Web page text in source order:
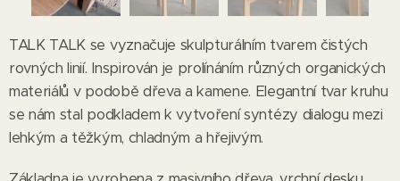
TALK TALK se vyznačuje skulpturálním tvarem čistých
rovných linií. Inspirován je prolínáním různých organických
materiálů v podobě dřeva a kamene. Elegantní tvar kruhu
se nám stal podkladem k vytvoření syntézy dialogu mezi
lehkým a těžkým, chladným a hřejivým.